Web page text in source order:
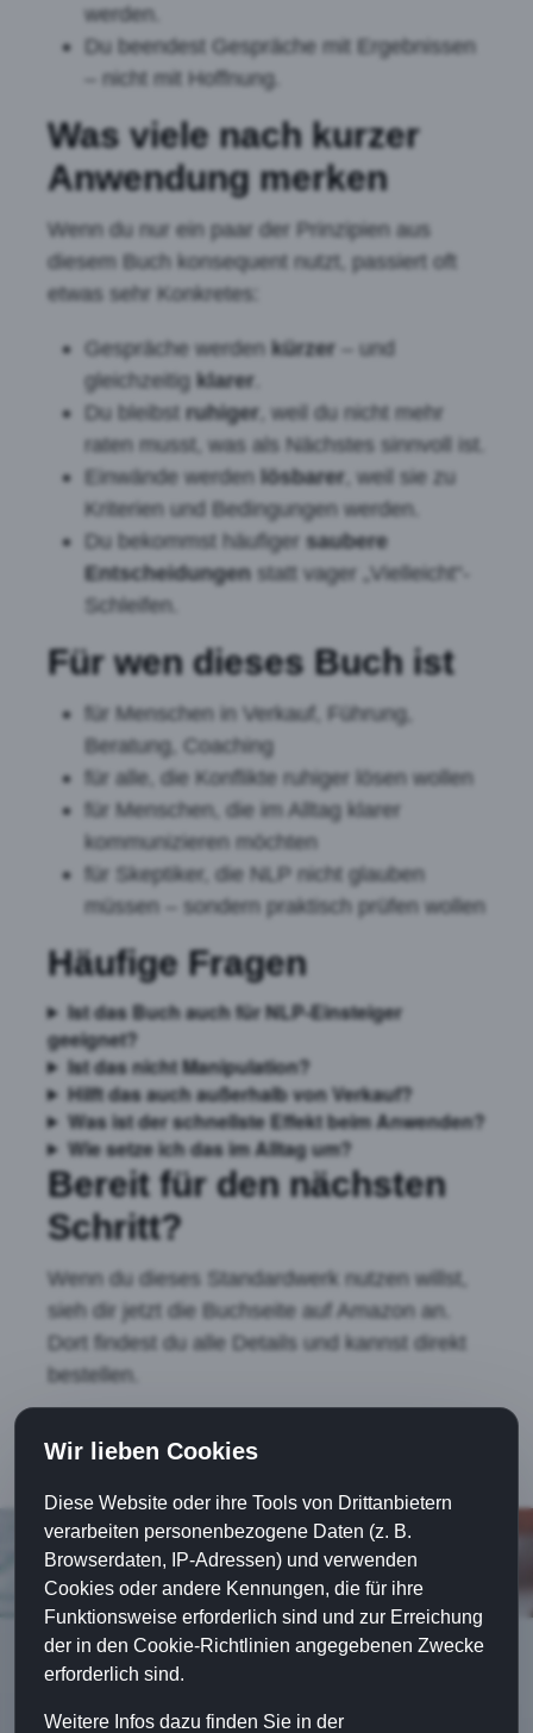
werden.
Du beendest Gespräche mit Ergebnissen
– nicht mit Hoffnung.
Was viele nach kurzer
Anwendung merken
Wenn du nur ein paar der Prinzipien aus
diesem Buch konsequent nutzt, passiert oft
etwas sehr Konkretes:
Gespräche werden kürzer – und
gleichzeitig klarer
Du bleibst ruhiger , weil du nicht mehr
raten musst, was als Nächstes sinnvoll ist.
Einwände werden lösbarer , weil sie zu
Kriterien und Bedingungen werden.
Du bekommst häufiger saubere
Entscheidungenstatt vager „Vielleicht“-
Schleifen.
Für wen dieses Buch ist
für Menschen in Verkauf, Führung,
Beratung, Coaching
für alle, die Konflikte ruhiger lösen wollen
für Menschen, die im Alltag klarer
kommunizieren möchten
für Skeptiker, die NLP nicht glauben
müssen – sondern praktisch prüfen wollen
Häufige Fragen
Ist das Buch auch für NLP-Einsteiger
geeignet?
Ist das nicht Manipulation?
Hilft das auch außerhalb von Verkauf?
Was ist der schnellste Effekt beim Anwenden?
Wie setze ich das im Alltag um?
Bereit für den nächsten
Schritt?
Wenn du dieses Standardwerk nutzen willst,
sieh dir jetzt die Buchseite auf Amazon an.
Dort findest du alle Details und kannst direkt
bestellen.
Wir lieben Cookies
Diese Website oder ihre Tools von Drittanbietern
verarbeiten personenbezogene Daten (z. B.
Browserdaten, IP-Adressen) und verwenden
Cookies oder andere Kennungen, die für ihre
Funktionsweise erforderlich sind und zur Erreichung
der in den Cookie-Richtlinien angegebenen Zwecke
erforderlich sind.
Weitere Infos dazu finden Sie in der